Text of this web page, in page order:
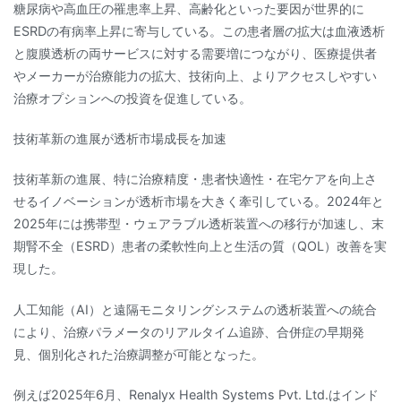
糖尿病や高血圧の罹患率上昇、高齢化といった要因が世界的に
ESRDの有病率上昇に寄与している。この患者層の拡大は血液透析
と腹膜透析の両サービスに対する需要増につながり、医療提供者
やメーカーが治療能力の拡大、技術向上、よりアクセスしやすい
治療オプションへの投資を促進している。
技術革新の進展が透析市場成長を加速
技術革新の進展、特に治療精度・患者快適性・在宅ケアを向上さ
せるイノベーションが透析市場を大きく牽引している。2024年と
2025年には携帯型・ウェアラブル透析装置への移行が加速し、末
期腎不全（ESRD）患者の柔軟性向上と生活の質（QOL）改善を実
現した。
人工知能（AI）と遠隔モニタリングシステムの透析装置への統合
により、治療パラメータのリアルタイム追跡、合併症の早期発
見、個別化された治療調整が可能となった。
例えば2025年6月、Renalyx Health Systems Pvt. Ltd.はインド